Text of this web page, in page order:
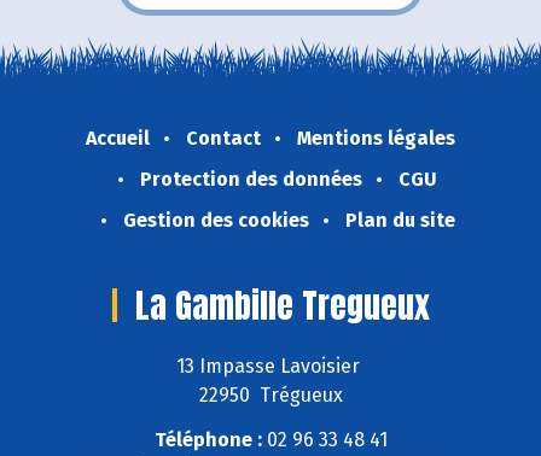
Accueil Contact
Mentions légales
Protection des données
CGU
Gestion des cookies
Plan du site
La Gambille Tregueux
13 Impasse Lavoisier
22950 Trégueux
Téléphone :02 96 33 48 41